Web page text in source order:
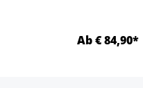
Ab € 84,90*